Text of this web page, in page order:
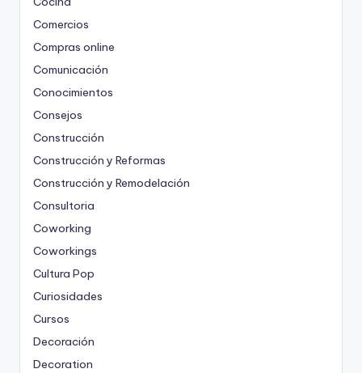
Comercios
Compras online
Comunicación
Conocimientos
Consejos
Construcción
Construcción y Reformas
Construcción y Remodelación
Consultoria
Coworking
Coworkings
Cultura Pop
Curiosidades
Cursos
Decoración
Decoration